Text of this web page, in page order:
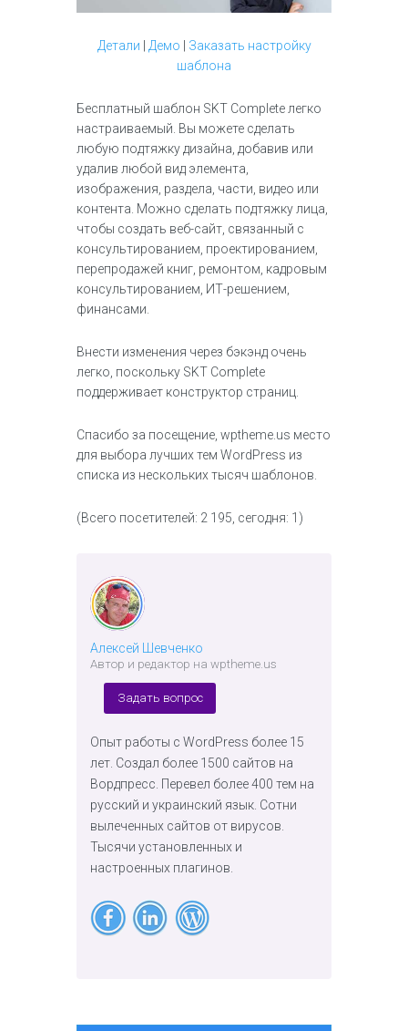
Детали Демо
Заказать настройку
шаблона
Бесплатный шаблон SKT Complete легко
настраиваемый. Вы можете сделать
любую подтяжку дизайна, добавив или
удалив любой вид элемента,
изображения, раздела, части, видео или
контента. Можно сделать подтяжку лица,
чтобы создать веб-сайт, связанный с
консультированием, проектированием,
перепродажей книг, ремонтом, кадровым
консультированием, ИТ-решением,
финансами.
Внести изменения через бэкэнд очень
легко, поскольку SKT Complete
поддерживает конструктор страниц.
Спасибо за посещение, wptheme.us место
для выбора лучших тем WordPress из
списка из нескольких тысяч шаблонов.
(Всего посетителей: 2 195, сегодня: 1)
Алексей Шевченко
Автор и редактор на wptheme.us
Задать вопрос
Опыт работы с WordPress более 15
лет. Создал более 1500 сайтов на
Вордпресс. Перевел более 400 тем на
русский и украинский язык. Сотни
вылеченных сайтов от вирусов.
Тысячи установленных и
настроенных плагинов.